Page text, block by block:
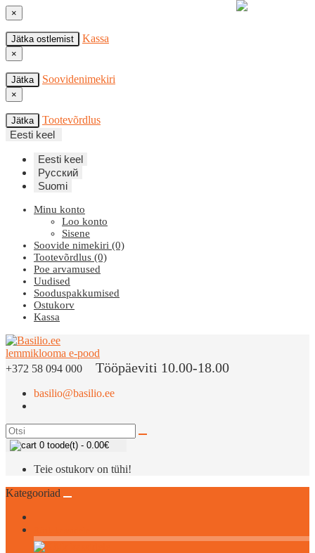
×
Jätka ostlemist Kassa
×
Jätka Soovidenimekiri
×
Jätka
Tootevõrdlus
Eesti keel
Eesti keel
Русский
Suomi
Minu konto
Loo konto
Sisene
Soovide nimekiri (0)
Tootevõrdlus (0)
Poe arvamused
Uudised
Sooduspakkumised
Ostukorv
Kassa
+372 58 094 000 Tööpäeviti 10.00-18.00
basilio@basilio.ee
0 toode(t) - 0.00€
Teie ostukorv on tühi!
Kategooriad